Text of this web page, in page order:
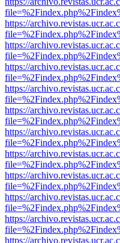
https://
https://
https://
https://
https://
https://
https://
https://
https://
https://
https://